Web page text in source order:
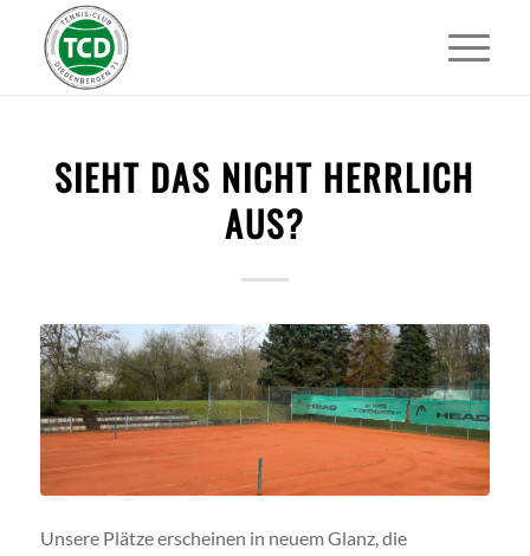
SIEHT DAS NICHT HERRLICH
AUS?
Unsere Plätze erscheinen in neuem Glanz, die